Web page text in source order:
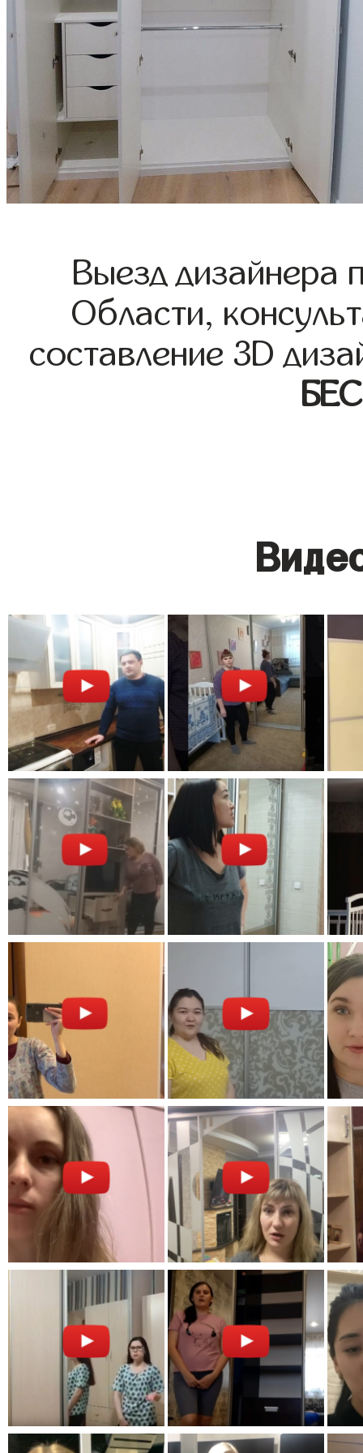
Выезд дизайнера
Области,
составление 3D